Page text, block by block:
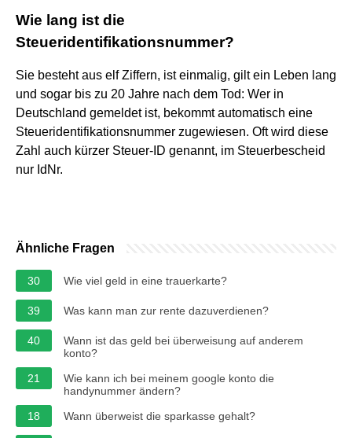
Wie lang ist die
Steueridentifikationsnummer?
Sie besteht aus elf Ziffern, ist einmalig, gilt ein Leben lang
und sogar bis zu 20 Jahre nach dem Tod: Wer in
Deutschland gemeldet ist, bekommt automatisch eine
Steueridentifikationsnummer zugewiesen. Oft wird diese
Zahl auch kürzer Steuer-ID genannt, im Steuerbescheid
nur IdNr.
Ähnliche Fragen
30 Wie viel geld in eine trauerkarte?
39 Was kann man zur rente dazuverdienen?
40
Wann ist das geld bei überweisung auf anderem
konto?
21
Wie kann ich bei meinem google konto die
handynummer ändern?
18
Wann überweist die sparkasse gehalt?